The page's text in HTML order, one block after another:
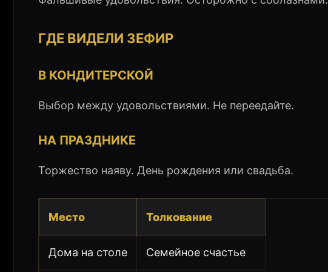
ГДЕ ВИДЕЛИ ЗЕФИР
В КОНДИТЕРСКОЙ
Выбор между удовольствиями. Не переедайте.
НА ПРАЗДНИКЕ
Торжество наяву. День рождения или свадьба.
Место Толкование
Дома на столе Семейное счастье